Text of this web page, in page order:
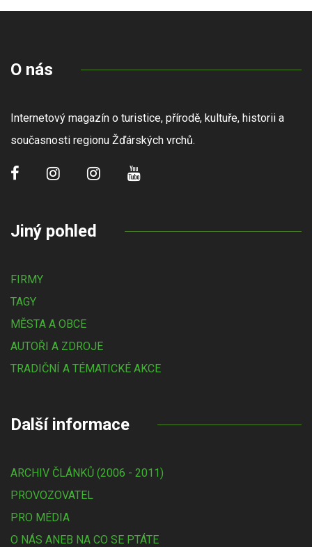
O nás
Internetový magazín o turistice, přírodě, kultuře, historii a
současnosti regionu Žďárských vrchů.
Jiný pohled
FIRMY
TAGY
MĚSTA A OBCE
AUTOŘI A ZDROJE
TRADIČNÍ A TÉMATICKÉ AKCE
Další informace
ARCHIV ČLÁNKŮ (2006 - 2011)
PROVOZOVATEL
PRO MÉDIA
O NÁS ANEB NA CO SE PTÁTE